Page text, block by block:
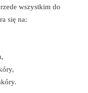
wszystkim do
się na: